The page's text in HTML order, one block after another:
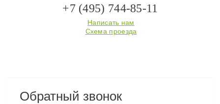
+7 (495) 744-85-11
Написать нам
Схема проезда
Обратный звонок